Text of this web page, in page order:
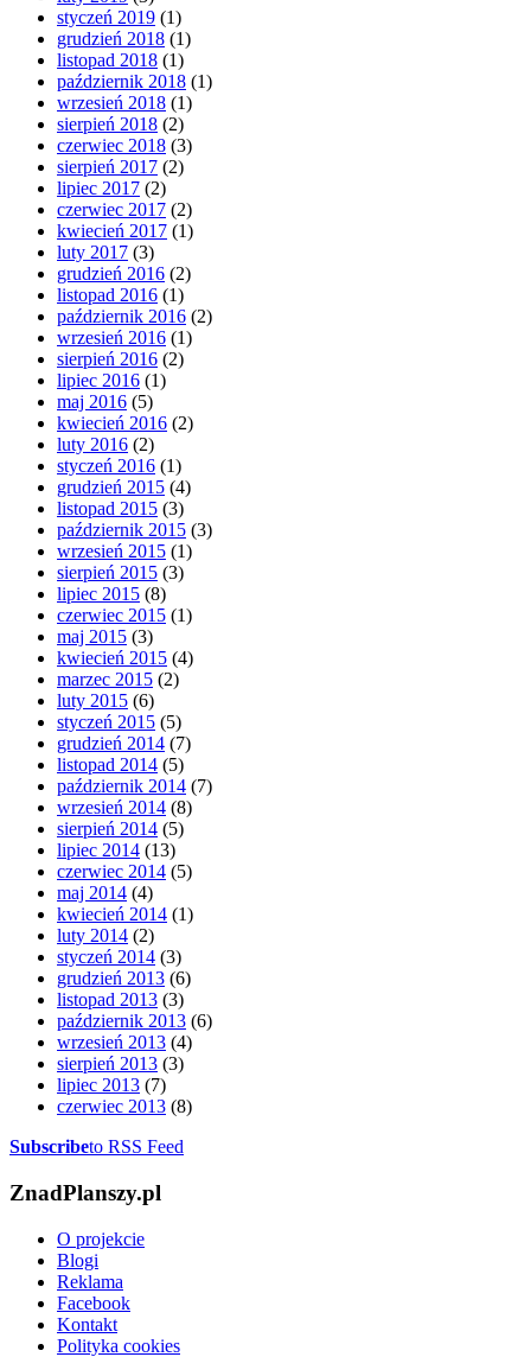
styczeń 2019 (1)
grudzień 2018 (1)
listopad 2018 (1)
październik 2018 (1)
wrzesień 2018 (1)
sierpień 2018 (2)
czerwiec 2018 (3)
sierpień 2017 (2)
lipiec 2017 (2)
czerwiec 2017 (2)
kwiecień 2017 (1)
luty 2017 (3)
grudzień 2016 (2)
listopad 2016 (1)
październik 2016 (2)
wrzesień 2016 (1)
sierpień 2016 (2)
lipiec 2016 (1)
maj 2016 (5)
kwiecień 2016 (2)
luty 2016 (2)
styczeń 2016 (1)
grudzień 2015 (4)
listopad 2015 (3)
październik 2015 (3)
wrzesień 2015 (1)
sierpień 2015 (3)
lipiec 2015 (8)
czerwiec 2015 (1)
maj 2015 (3)
kwiecień 2015 (4)
marzec 2015 (2)
luty 2015 (6)
styczeń 2015 (5)
grudzień 2014 (7)
listopad 2014 (5)
październik 2014 (7)
wrzesień 2014 (8)
sierpień 2014 (5)
lipiec 2014 (13)
czerwiec 2014 (5)
maj 2014 (4)
kwiecień 2014 (1)
luty 2014 (2)
styczeń 2014 (3)
grudzień 2013 (6)
listopad 2013 (3)
październik 2013 (6)
wrzesień 2013 (4)
sierpień 2013 (3)
lipiec 2013 (7)
czerwiec 2013 (8)
Subscribeto RSS Feed
ZnadPlanszy.pl
O projekcie
Blogi
Reklama
Facebook
Kontakt
Polityka cookies